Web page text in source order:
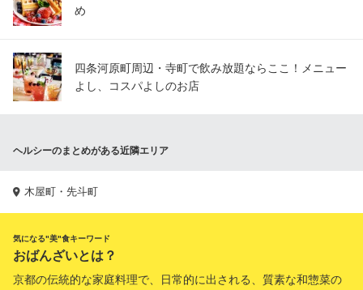
め
四条河原町周辺・寺町で飲み放題ならここ！メニュー
よし、コスパよしのお店
ヘルシーのまとめがある近隣エリア
木屋町・先斗町
気になる"美"食キーワード
おばんざいとは？
京都の伝統的な家庭料理で、日常的に出される、質素な和惣菜の